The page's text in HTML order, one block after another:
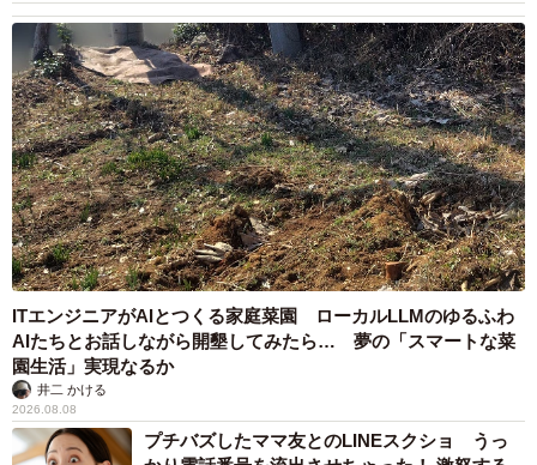
ITエンジニアがAIとつくる家庭菜園 ローカルLLMのゆるふわ
AIたちとお話しながら開墾してみたら… 夢の「スマートな菜
園生活」実現なるか
井二 かける
2026.08.08
プチバズしたママ友とのLINEスクショ うっ